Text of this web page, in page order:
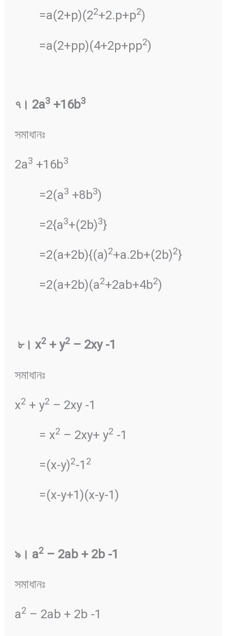
=a(2+p)(22+2.p+p2)
=a(2+pp)(4+2p+pp2)
৭। 2a3+16b3
সমাধানঃ
2a3 +16b3
=2(a3 +8b3)
=2{a3+(2b)3}
=2(a+2b){(a)2+a.2b+(2b)2}
=2(a+2b)(a2+2ab+4b2)
৮। x2+ y2– 2xy -1
সমাধানঃ
x2 + y2 – 2xy -1
= x2 – 2xy+ y2 -1
=(x-y)2-1 2
=(x-y+1)(x-y-1)
৯। a2– 2ab + 2b -1
সমাধানঃ
a2 – 2ab + 2b -1